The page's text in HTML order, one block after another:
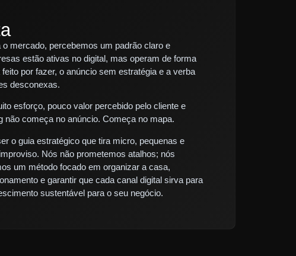
mercado, percebemos um padrão claro e
estão ativas no digital, mas operam de forma
por fazer, o anúncio sem estratégia e a verba
desconexas.
esforço, pouco valor percebido pelo cliente e
não começa no anúncio. Começa no mapa.
o guia estratégico que tira micro, pequenas e
Nós não prometemos atalhos; nós
um método focado em organizar a casa,
e garantir que cada canal digital sirva para
sustentável para o seu negócio.